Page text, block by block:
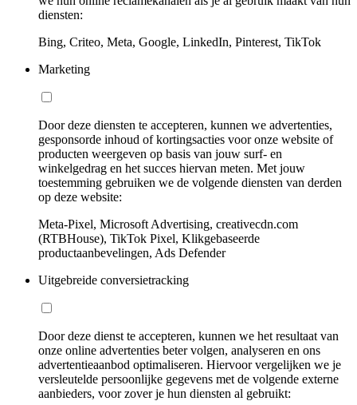
diensten:
Bing, Criteo, Meta, Google, LinkedIn, Pinterest, TikTok
Marketing
Door deze diensten te accepteren, kunnen we advertenties,
gesponsorde inhoud of kortingsacties voor onze website of
producten weergeven op basis van jouw surf- en
winkelgedrag en het succes hiervan meten. Met jouw
toestemming gebruiken we de volgende diensten van derden
op deze website:
Meta-Pixel, Microsoft Advertising, creativecdn.com
(RTBHouse), TikTok Pixel, Klikgebaseerde
productaanbevelingen, Ads Defender
Uitgebreide conversietracking
Door deze dienst te accepteren, kunnen we het resultaat van
onze online advertenties beter volgen, analyseren en ons
advertentieaanbod optimaliseren. Hiervoor vergelijken we je
versleutelde persoonlijke gegevens met de volgende externe
aanbieders, voor zover je hun diensten al gebruikt: